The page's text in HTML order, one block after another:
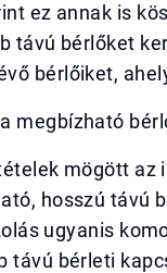
ez annak is
távú bérlőket
bérlőiket,
megbízható
mögött az
hosszú távú
ugyanis
távú bérleti